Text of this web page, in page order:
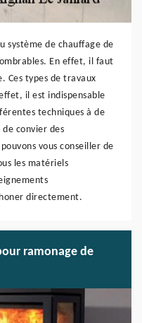
système de chauffage de
En effet, il faut
Ces types de travaux
il est indispensable
techniques à de
convier des
vous conseiller de
les matériels
directement.
ramonage de